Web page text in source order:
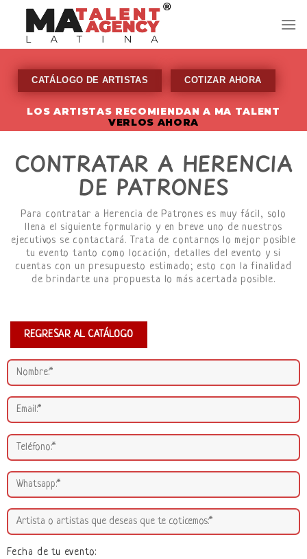
content
CATÁLOGO DE ARTISTAS COTIZAR AHORA
LOS ARTISTAS RECOMIENDAN A MA TALENT
VERLOS AHORA
CONTRATAR A HERENCIA
DE PATRONES
Para contratar a Herencia de Patrones es muy fácil, solo
llena el siguiente formulario y en breve uno de nuestros
ejecutivos se contactará. Trata de contarnos lo mejor posible
tu evento tanto como locación, detalles del evento y si
cuentas con un presupuesto estimado; esto con la finalidad
de brindarte una propuesta lo más acertada posible.
REGRESAR AL CATÁLOGO
Fecha de tu evento: